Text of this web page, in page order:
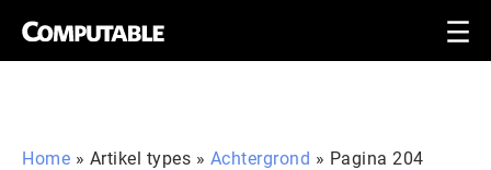
Home » Artikel types » Achtergrond » Pagina 204